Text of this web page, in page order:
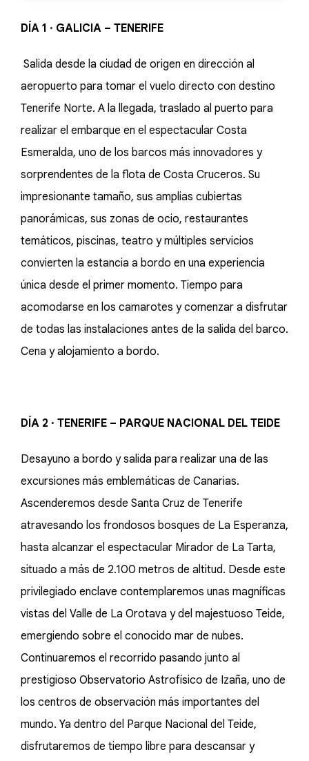
DÍA 1 · GALICIA – TENERIFE
Salida desde la ciudad de origen en dirección al
aeropuerto para tomar el vuelo directo con destino
Tenerife Norte. A la llegada, traslado al puerto para
realizar el embarque en el espectacular Costa
Esmeralda, uno de los barcos más innovadores y
sorprendentes de la flota de Costa Cruceros. Su
impresionante tamaño, sus amplias cubiertas
panorámicas, sus zonas de ocio, restaurantes
temáticos, piscinas, teatro y múltiples servicios
convierten la estancia a bordo en una experiencia
única desde el primer momento. Tiempo para
acomodarse en los camarotes y comenzar a disfrutar
de todas las instalaciones antes de la salida del barco.
Cena y alojamiento a bordo.
DÍA 2 · TENERIFE – PARQUE NACIONAL DEL TEIDE
Desayuno a bordo y salida para realizar una de las
excursiones más emblemáticas de Canarias.
Ascenderemos desde Santa Cruz de Tenerife
atravesando los frondosos bosques de La Esperanza,
hasta alcanzar el espectacular Mirador de La Tarta,
situado a más de 2.100 metros de altitud. Desde este
privilegiado enclave contemplaremos unas magníficas
vistas del Valle de La Orotava y del majestuoso Teide,
emergiendo sobre el conocido mar de nubes.
Continuaremos el recorrido pasando junto al
prestigioso Observatorio Astrofísico de Izaña, uno de
los centros de observación más importantes del
mundo. Ya dentro del Parque Nacional del Teide,
disfrutaremos de tiempo libre para descansar y